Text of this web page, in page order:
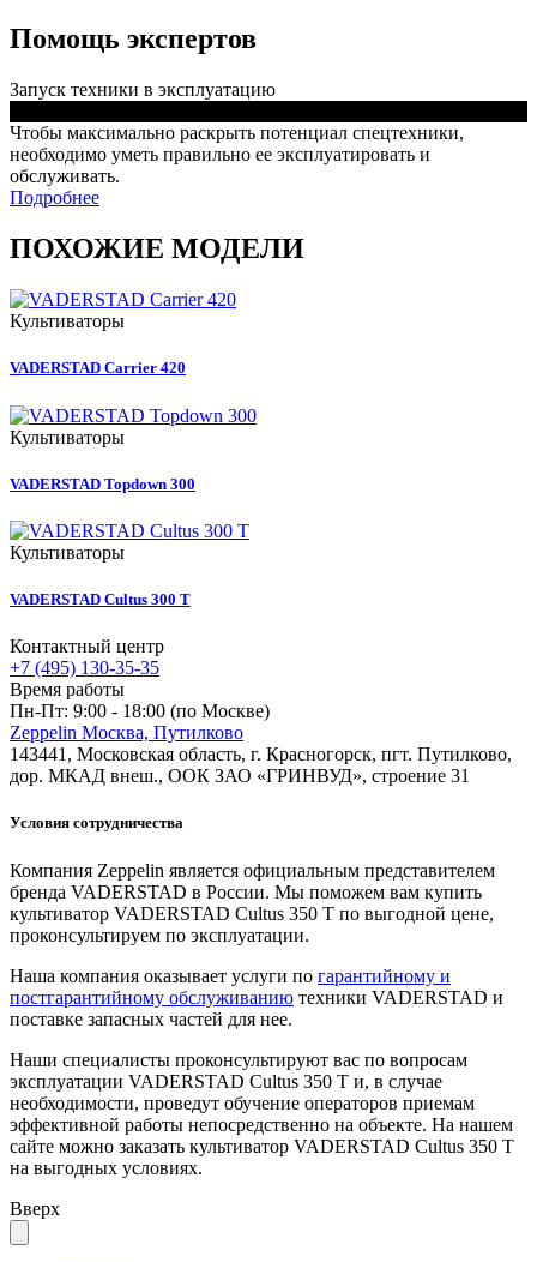
Помощь экспертов
Запуск техники в эксплуатацию
Чтобы максимально раскрыть потенциал спецтехники,
необходимо уметь правильно ее эксплуатировать и
обслуживать.
Подробнее
ПОХОЖИЕ МОДЕЛИ
Культиваторы
VADERSTAD Carrier 420
Культиваторы
VADERSTAD Topdown 300
Культиваторы
VADERSTAD Cultus 300 T
Контактный центр
+7 (495) 130-35-35
Время работы
Пн-Пт: 9:00 - 18:00 (по Москве)
Zeppelin Москва, Путилково
143441, Московская область, г. Красногорск, пгт. Путилково,
дор. МКАД внеш., ООК ЗАО «ГРИНВУД», строение 31
Условия сотрудничества
Компания Zeppelin является официальным представителем
бренда VADERSTAD в России. Мы поможем вам купить
культиватор VADERSTAD Cultus 350 T по выгодной цене,
проконсультируем по эксплуатации.
Наша компания оказывает услуги по гарантийному и
постгарантийному обслуживанию техники VADERSTAD и
поставке запасных частей для нее.
Наши специалисты проконсультируют вас по вопросам
эксплуатации VADERSTAD Cultus 350 T и, в случае
необходимости, проведут обучение операторов приемам
эффективной работы непосредственно на объекте. На нашем
сайте можно заказать культиватор VADERSTAD Cultus 350 T
на выгодных условиях.
Вверх